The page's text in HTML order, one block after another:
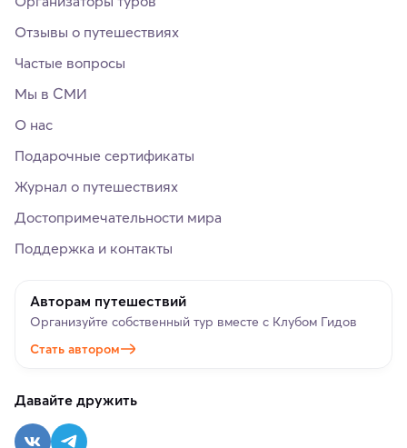
Отзывы о путешествиях
Частые вопросы
Мы в СМИ
О нас
Подарочные сертификаты
Журнал о путешествиях
Достопримечательности мира
Поддержка и контакты
Авторам путешествий
Организуйте собственный тур вместе с Клубом Гидов
Стать автором
Давайте дружить